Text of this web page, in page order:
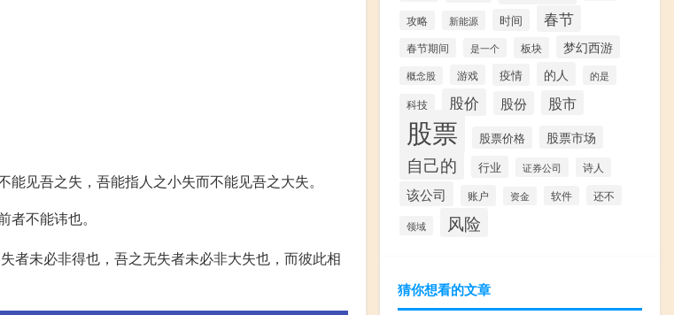
见吾之失，吾能指人之小失而不能见吾之大失。
不能讳也。
者未必非得也，吾之无失者未必非大失也，而彼此相
攻略 新能源 时间 春节
春节期间 是一个 板块 梦幻西游
概念股 游戏 疫情 的人 的是
科技 股价 股份 股市
股票 股票价格 股票市场
自己的 行业 证券公司 诗人
该公司 账户 资金 软件 还不
领域 风险
猜你想看的文章